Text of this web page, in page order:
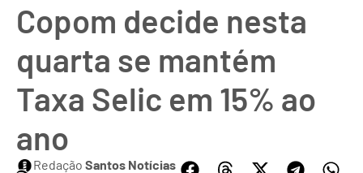
Copom decide nesta
quarta se mantém
Taxa Selic em 15% ao
ano
Redação Santos Notícias